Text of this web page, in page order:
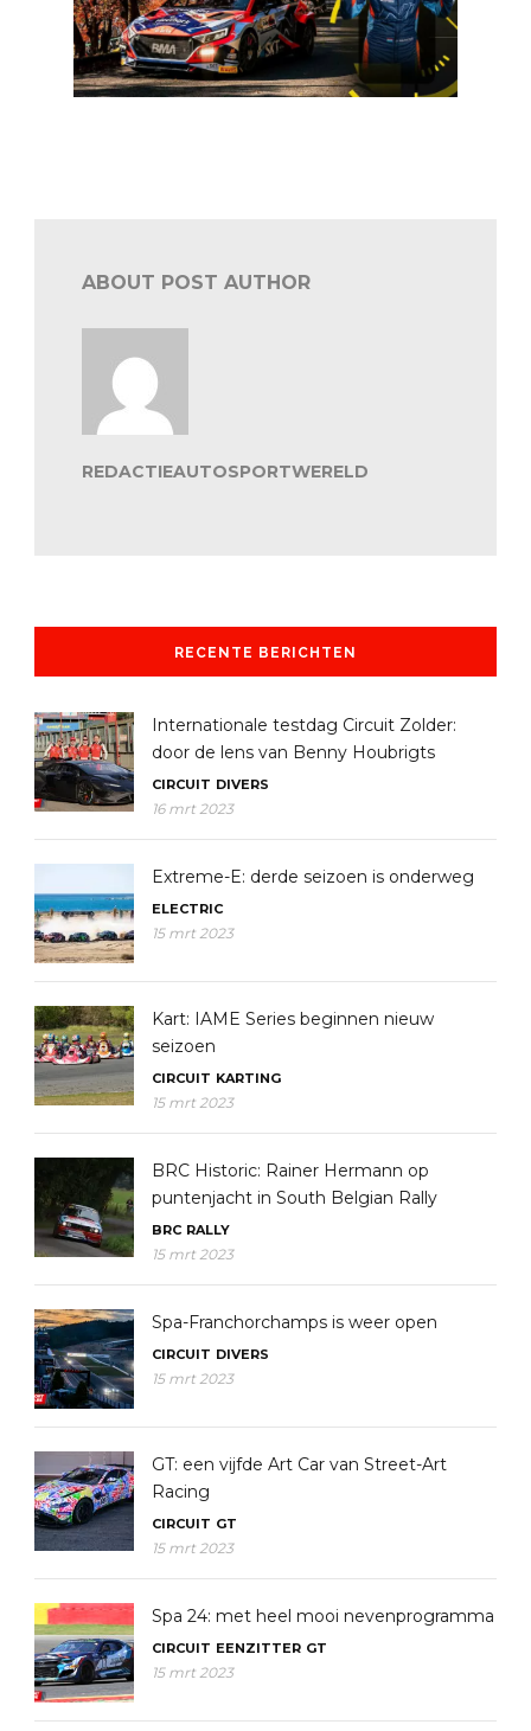
ABOUT POST AUTHOR
REDACTIEAUTOSPORTWERELD
RECENTE BERICHTEN
Internationale testdag Circuit Zolder:
door de lens van Benny Houbrigts
CIRCUIT DIVERS
16 mrt 2023
Extreme-E: derde seizoen is onderweg
ELECTRIC
15 mrt 2023
Kart: IAME Series beginnen nieuw
seizoen
CIRCUIT KARTING
15 mrt 2023
BRC Historic: Rainer Hermann op
puntenjacht in South Belgian Rally
BRC RALLY
15 mrt 2023
Spa-Franchorchamps is weer open
CIRCUIT DIVERS
15 mrt 2023
GT: een vijfde Art Car van Street-Art
Racing
CIRCUIT GT
15 mrt 2023
Spa 24: met heel mooi nevenprogramma
CIRCUIT EENZITTER GT
15 mrt 2023